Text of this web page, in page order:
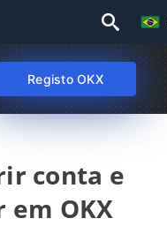
Registo OKX
conta e
OKX